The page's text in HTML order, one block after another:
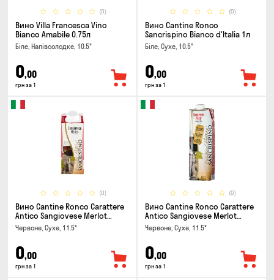
(0)
Вино Villa Francesca Vino
Bianco Amabile 0.75л
Біле, Напівсолодке, 10.5°
0,00
грн за 1
(0)
Вино Cantine Ronco
Sancrispino Bianco d'Italia 1л
Біле, Сухе, 10.5°
0,00
грн за 1
(0)
Вино Cantine Ronco Carattere
Antico Sangiovese Merlot
Rubicone IGT 0.25л
Червоне, Сухе, 11.5°
0,00
грн за 1
(0)
Вино Cantine Ronco Carattere
Antico Sangiovese Merlot
Rubicone IGT 1л
Червоне, Сухе, 11.5°
0,00
грн за 1